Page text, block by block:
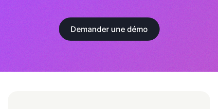
Demander une démo